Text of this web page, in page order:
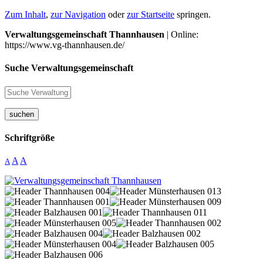
Zum Inhalt, zur Navigation oderzur Startseite springen.
Verwaltungsgemeinschaft Thannhausen | Online:
https://www.vg-thannhausen.de/
Suche Verwaltungsgemeinschaft
suchen
Schriftgröße
A A A